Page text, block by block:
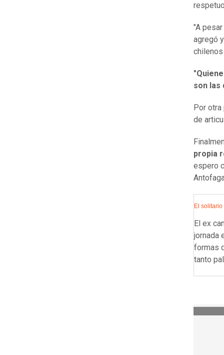
"A
agregó
son las
Por
de
propia
espero
El
El ex
jornada
formas
tanto